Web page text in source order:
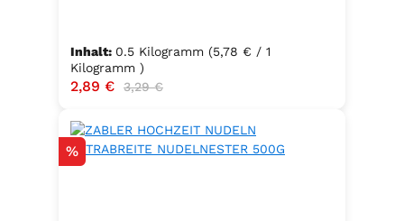
Inhalt: 0.5 Kilogramm (5,78 € / 1
Kilogramm )
Verkaufspreis:
2,89 € Regulärer Preis:
3,29 €
Rabatt
%